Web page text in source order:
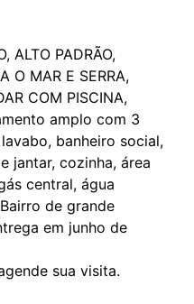
ALTO PADRÃO,
O MAR E SERRA,
COM PISCINA,
amplo com 3
banheiro social,
jantar, cozinha, área
central, água
de grande
em junho de